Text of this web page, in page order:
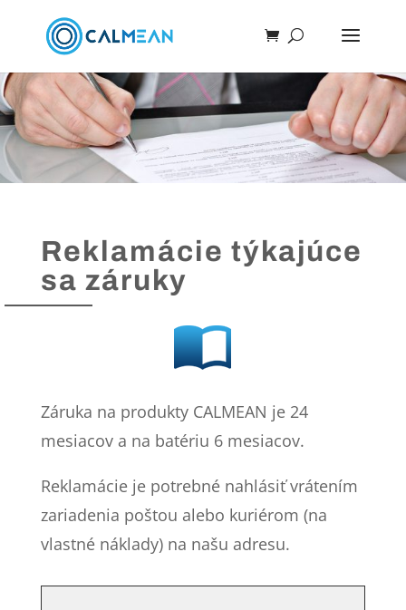
Reklamácie týkajúce
sa záruky
Záruka na produkty CALMEAN je 24
mesiacov a na batériu 6 mesiacov.
Reklamácie je potrebné nahlásiť vrátením
zariadenia poštou alebo kuriérom (na
vlastné náklady) na našu adresu.